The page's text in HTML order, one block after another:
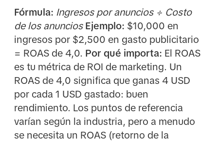
Fórmula: Ingresos por anuncios ÷ Costo
de los anuncios Ejemplo: $10,000 en
ingresos por $2,500 en gasto publicitario
= ROAS de 4,0. Por qué importa: El ROAS
es tu métrica de ROI de marketing. Un
ROAS de 4,0 significa que ganas 4 USD
por cada 1 USD gastado: buen
rendimiento. Los puntos de referencia
varían según la industria, pero a menudo
se necesita un ROAS (retorno de la